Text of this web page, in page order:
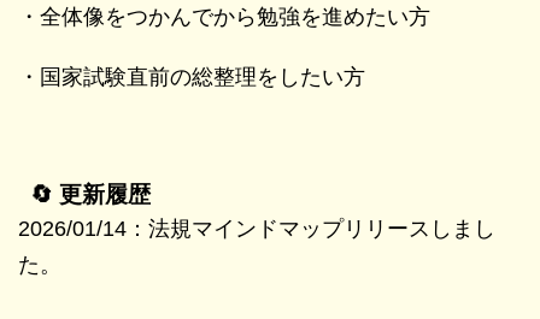
・全体像をつかんでから勉強を進めたい方
・国家試験直前の総整理をしたい方
🔄 更新履歴
2026/01/14：法規マインドマップリリースしまし
た。